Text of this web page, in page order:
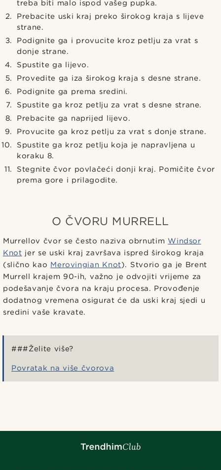
treba biti malo ispod vašeg pupka.
Prebacite uski kraj preko širokog kraja s lijeve
strane.
Podignite ga i provucite kroz petlju za vrat s
donje strane.
Spustite ga lijevo.
Provedite ga iza širokog kraja s desne strane.
Podignite ga prema sredini.
Spustite ga kroz petlju za vrat s desne strane.
Prebacite ga naprijed lijevo.
Provucite ga kroz petlju za vrat s donje strane.
Spustite ga kroz petlju koja je napravljena u
koraku 8.
Stegnite čvor povlačeći donji kraj. Pomičite čvor
prema gore i prilagodite.
O ČVORU MURRELL
Murrellov čvor se često naziva obrnutimWindsor
Knot jer se uski kraj završava ispred širokog kraja
(slično kao Merovingian Knot). Stvorio ga je Brent
Murrell krajem 90-ih, važno je odvojiti vrijeme za
podešavanje čvora na kraju procesa. Provođenje
dodatnog vremena osigurat će da uski kraj sjedi u
sredini vaše kravate.
###Želite više?
Povratak na više čvorova